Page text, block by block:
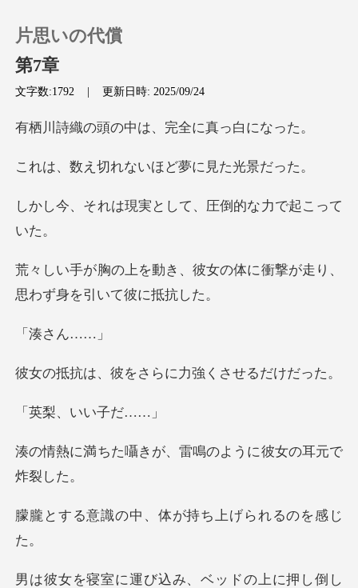
チャージ
閲覧履歴
検索
片思いの代償
第7章
文字数:1792 |更新日時: 2025/09/24
の中は、完全に
れないほど夢に
実として、圧倒的な
彼女の体に衝撃が走り、
思わ
さん
をさらに力強くさ
、いい
きが、雷鳴のように
中、体が持ち上げ
運び込み、ベッド